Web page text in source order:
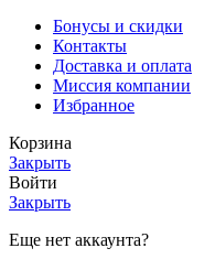
Бонусы и скидки
Контакты
Доставка и оплата
Миссия компании
Избранное
Корзина
Закрыть
Войти
Закрыть
Еще нет аккаунта?